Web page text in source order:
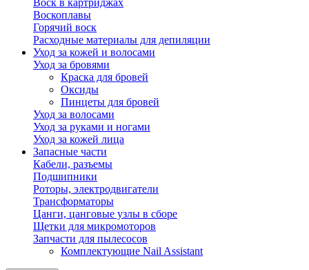
Воск в картриджах
Воскоплавы
Горячий воск
Расходные материалы для депиляции
Уход за кожей и волосами
Уход за бровями
Краска для бровей
Оксиды
Пинцеты для бровей
Уход за волосами
Уход за руками и ногами
Уход за кожей лица
Запасные части
Кабели, разъемы
Подшипники
Роторы, электродвигатели
Трансформаторы
Цанги, цанговые узлы в сборе
Щетки для микромоторов
Запчасти для пылесосов
Комплектующие Nail Assistant